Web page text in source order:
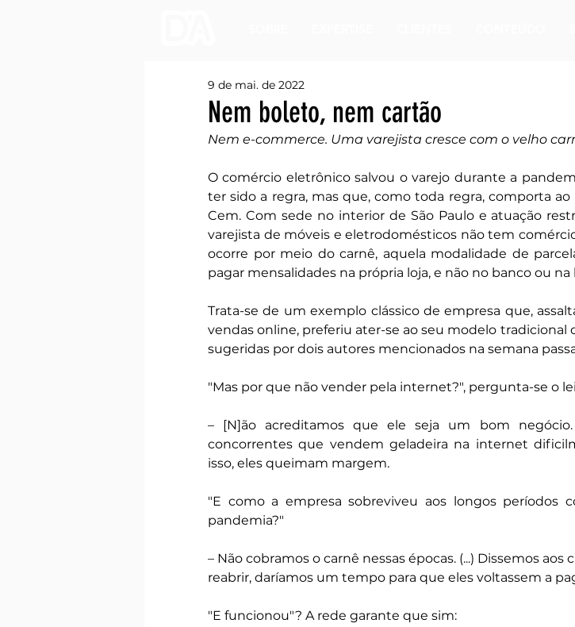
Nem boleto, nem cartão
9 de mai. de 2022
Nem e-commerce. Uma varejista cresce com o velho
O comércio eletrônico salvou o varejo durante a
ter sido a regra, mas que, como toda regra, comporta ao
Cem. Com sede no interior de São Paulo e atuação
varejista de móveis e eletrodomésticos não tem
ocorre por meio do carnê, aquela modalidade de
pagar mensalidades na própria loja, e não no banco ou na
Trata-se de um exemplo clássico de empresa que,
vendas online, preferiu ater-se ao seu modelo tradicional
sugeridas por dois autores mencionados na semana
"Mas por que não vender pela internet?", pergunta-se o
– [N]ão acreditamos que ele seja um bom
concorrentes que vendem geladeira na internet
isso, eles queimam margem.
"E como a empresa sobreviveu aos longos períodos
pandemia?"
– Não cobramos o carnê nessas épocas. (...) Dissemos
reabrir, daríamos um tempo para que eles voltassem a
"E funcionou"? A rede garante que sim: